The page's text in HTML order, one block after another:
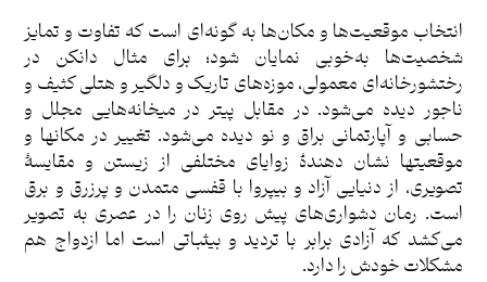
انتخاب موقعیت‌ها و مکان‌ها به گونه‌ای است که تفاوت و تمایز
شخصیت‌ها به‌خوبی نمایان شود؛ برای مثال دانکن در
رختشورخانه‌ای معمولی، موزه‌های تاریک و دلگیر و هتلی کثیف و
ناجور دیده می‌شود. در مقابل پیتر در میخانه‌هایی مجلل و
حسابی و آپارتمانی براق و نو دیده می‌شود. تغییر در مکانها و
موقعیتها نشان دهندۀ زوایای مختلفی از زیستن و مقایسۀ
تصویری، از دنیایی آزاد و بیپروا با قفسی متمدن و پرزرق و برق
است. رمان دشواری‌های پیش روی زنان را در عصری به تصویر
می‌کشد که آزادی برابر با تردید و بیثباتی است اما ازدواج هم
مشکلات خودش را دارد.